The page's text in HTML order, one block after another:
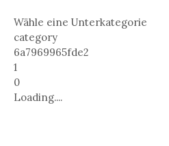
Wähle eine Unterkategorie
category
6a7969965fde2
1
0
Loading....